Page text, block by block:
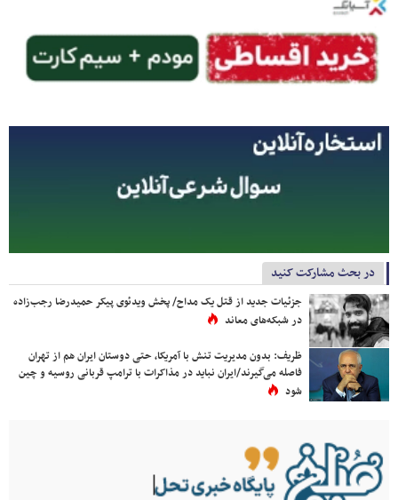
در بحث مشارکت کنید
جزئیات جدید از قتل یک مداح/ پخش ویدئوی پیکر حمیدرضا رجب‌زاده
در شبکه‌های معاند
ظریف: بدون مدیریت تنش با آمریکا، حتی دوستان ایران هم از تهران
فاصله می‌گیرند/ایران نباید در مذاکرات با ترامپ قربانی روسیه و چین
شود